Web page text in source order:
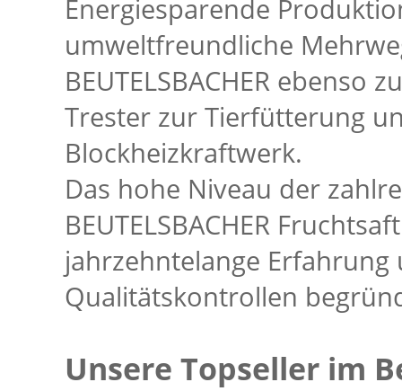
Energiesparende
umweltfreundliche
BEUTELSBACHER ebenso
Trester zur Tierfütterung
Blockheizkraftwerk.
Das hohe Niveau der
BEUTELSBACHER
jahrzehntelange
Qualitätskontrollen
Unsere Topseller im